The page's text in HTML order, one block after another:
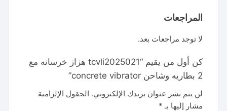
المراجعات
لا توجد مراجعات بعد.
كن أول من يقيم “tcvli2025021 هزاز خرسانه مع
2 بطاريه وشاحن concrete vibrator”
لن يتم نشر عنوان بريدك الإلكتروني. الحقول الإلزامية
مشار إليها بـ *